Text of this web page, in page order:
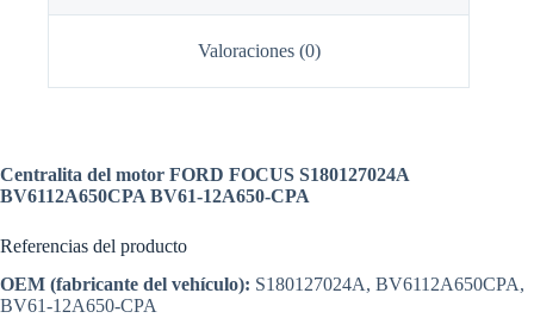
Valoraciones (0)
Centralita del motor FORD FOCUS S180127024A
BV6112A650CPA BV61-12A650-CPA
Referencias del producto
OEM (fabricante del vehículo): S180127024A, BV6112A650CPA,
BV61-12A650-CPA